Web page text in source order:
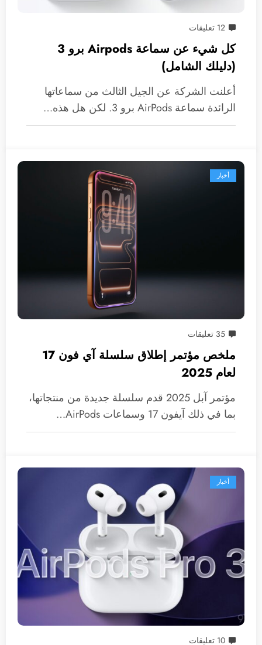
12 تعليقات
كل شيء عن سماعة Airpods برو 3
(دليلك الشامل)
أعلنت الشركة عن الجيل الثالث من سماعاتها
الرائدة سماعة AirPods برو 3. لكن هل هذه…
أخبار
35 تعليقات
ملخص مؤتمر إطلاق سلسلة آي فون 17
لعام 2025
مؤتمر آبل 2025 قدم سلسلة جديدة من منتجاتها،
بما في ذلك آيفون 17 وسماعات AirPods…
أخبار
10 تعليقات